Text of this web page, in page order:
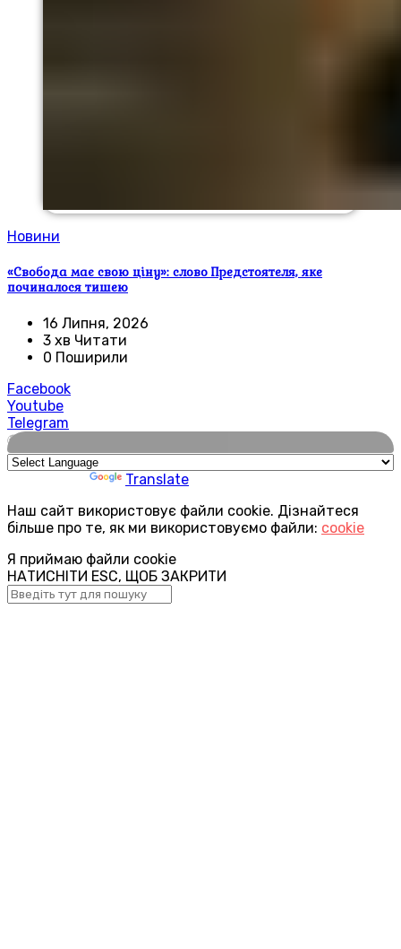
Новини
«Свобода має свою ціну»: слово Предстоятеля, яке
починалося тишею
16 Липня, 2026
3 хв Читати
0 Поширили
Facebook
Youtube
Telegram
🌍
Translate
Наш сайт використовує файли cookie. Дізнайтеся
більше про те, як ми використовуємо файли: cookie
Я приймаю файли cookie
НАТИСНІТИ ESC, ЩОБ ЗАКРИТИ